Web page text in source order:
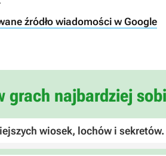
źródło wiadomości w Google
grach najbardziej
wiosek, lochów i sekretów.